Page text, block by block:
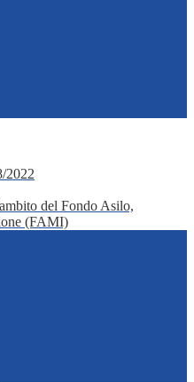
2022
del Fondo Asilo,
(FAMI)